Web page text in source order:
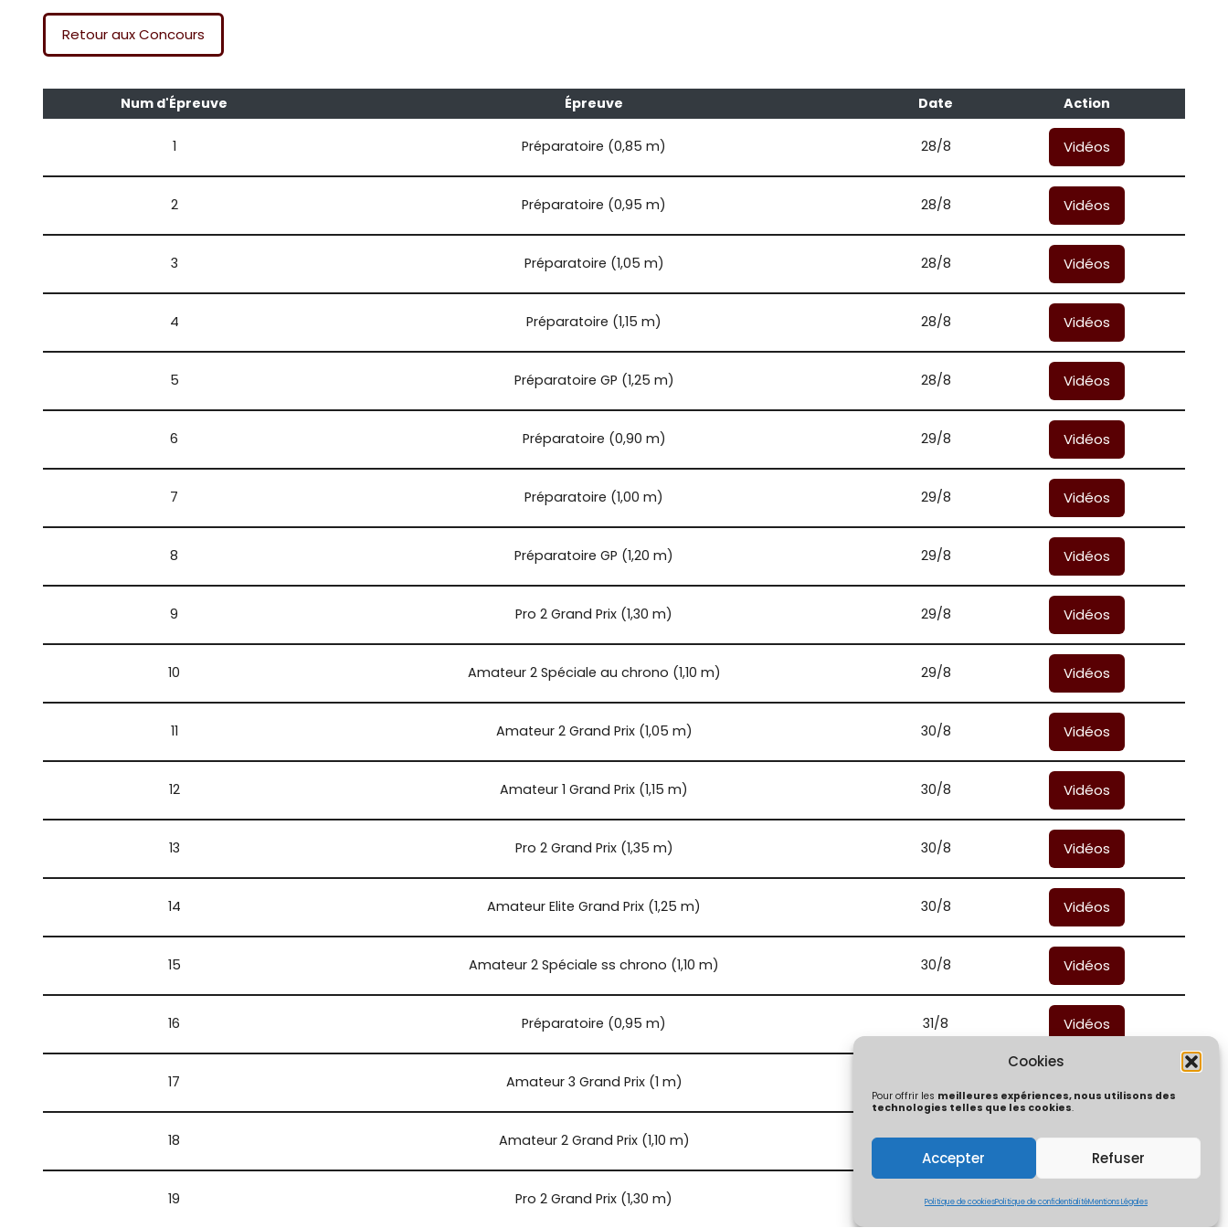
Cookies
Pour offrir les meilleures expériences, nous utilisons des
technologies telles que les cookies.
Accepter Refuser
Politique de cookiesPolitique de confidentialitéMentions Légales
Retour aux Concours
Num d'Épreuve Épreuve Date Action
1 Préparatoire (0,85 m) 28/8 Vidéos
2 Préparatoire (0,95 m) 28/8 Vidéos
3 Préparatoire (1,05 m) 28/8 Vidéos
4 Préparatoire (1,15 m) 28/8 Vidéos
5 Préparatoire GP (1,25 m) 28/8 Vidéos
6 Préparatoire (0,90 m) 29/8 Vidéos
7 Préparatoire (1,00 m) 29/8 Vidéos
8 Préparatoire GP (1,20 m) 29/8 Vidéos
9 Pro 2 Grand Prix (1,30 m) 29/8 Vidéos
10 Amateur 2 Spéciale au chrono (1,10 m) 29/8 Vidéos
11 Amateur 2 Grand Prix (1,05 m) 30/8 Vidéos
12 Amateur 1 Grand Prix (1,15 m) 30/8 Vidéos
13 Pro 2 Grand Prix (1,35 m) 30/8 Vidéos
14 Amateur Elite Grand Prix (1,25 m) 30/8 Vidéos
15 Amateur 2 Spéciale ss chrono (1,10 m) 30/8 Vidéos
16 Préparatoire (0,95 m) 31/8 Vidéos
17 Amateur 3 Grand Prix (1 m)
18 Amateur 2 Grand Prix (1,10 m) 31/8 Vidéos
19 Pro 2 Grand Prix (1,30 m) 31/8 Vidéos